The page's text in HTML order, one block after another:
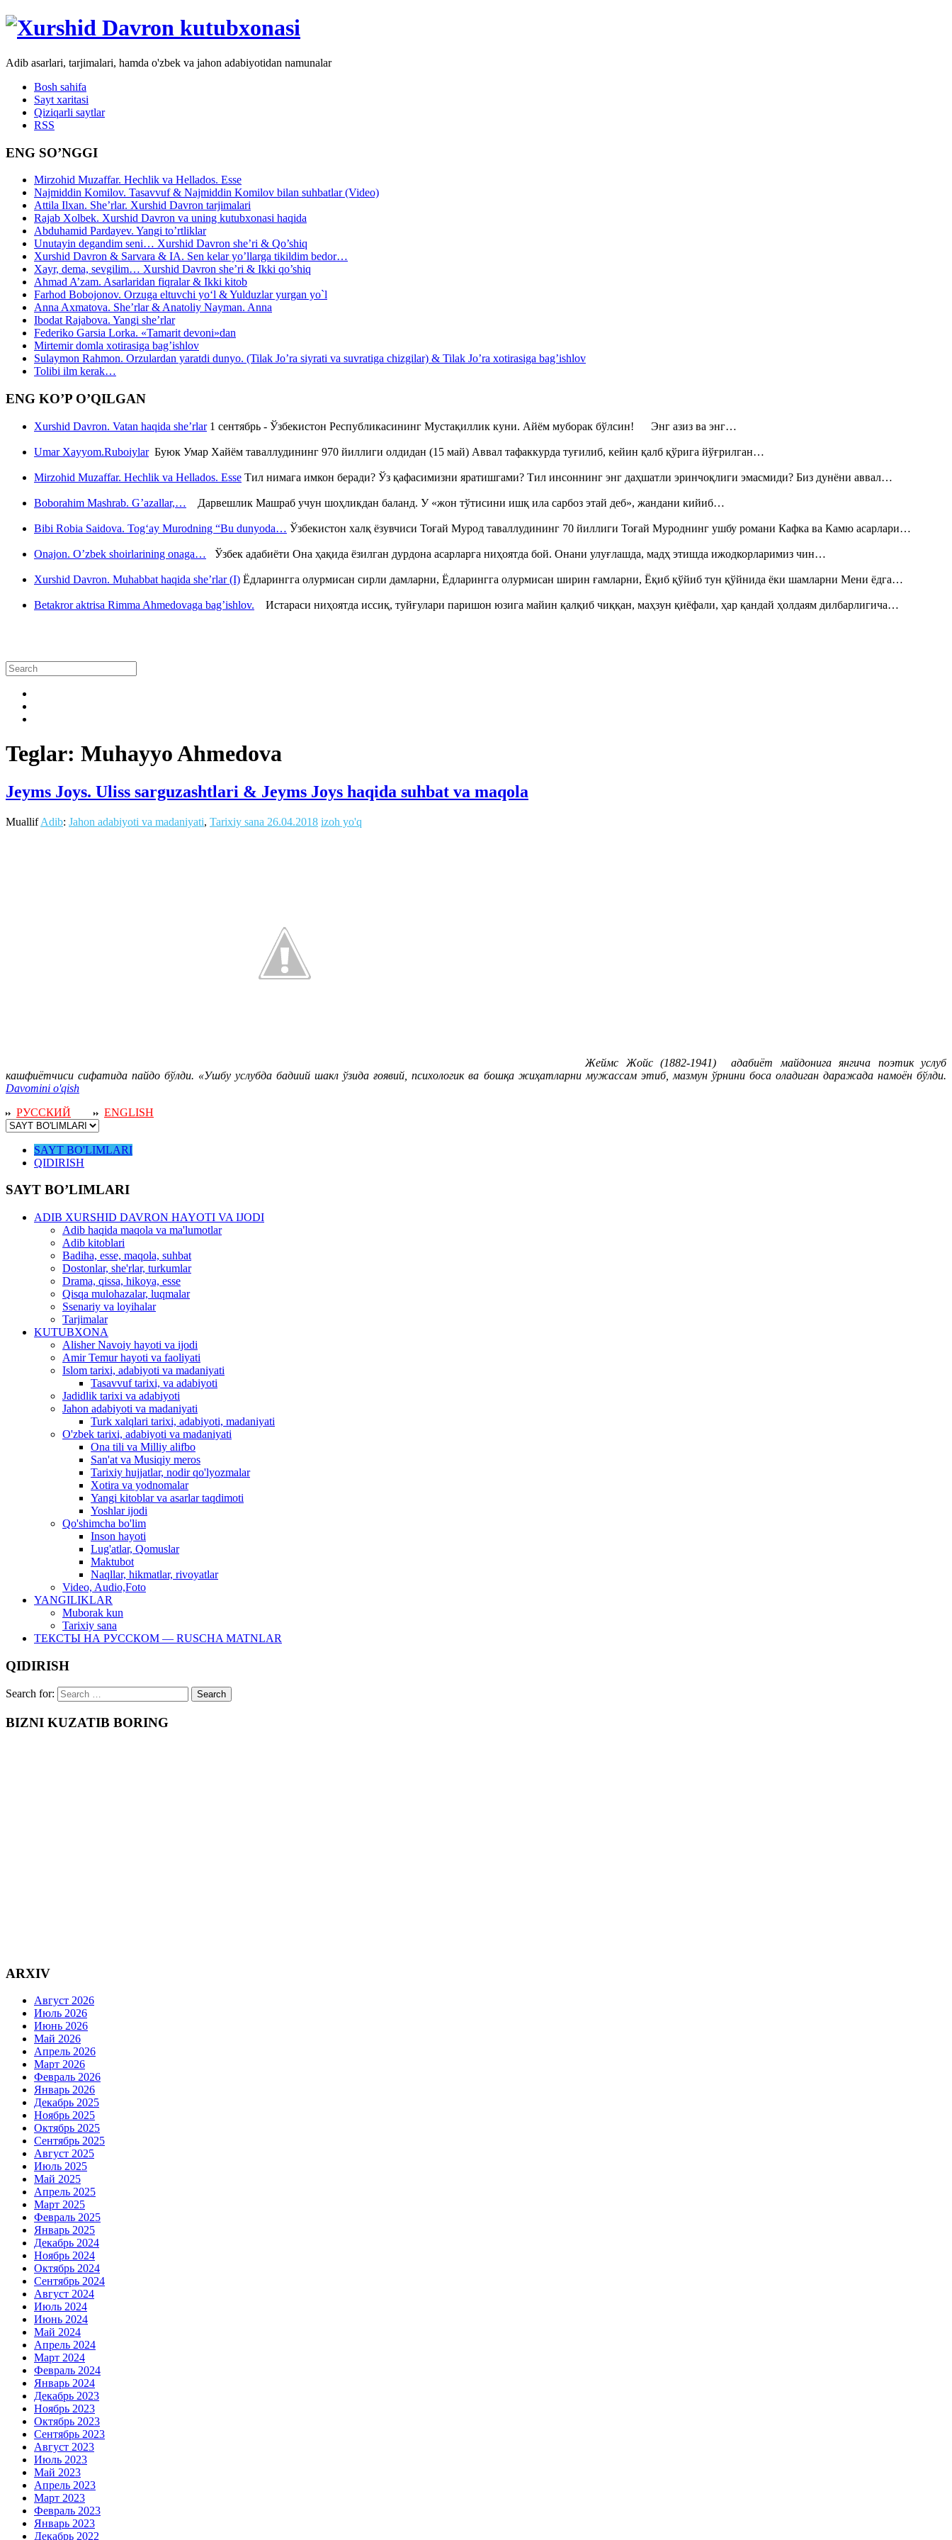
Adib asarlari, tarjimalari, hamda o'zbek va jahon adabiyotidan namunalar
Bosh sahifa
Sayt xaritasi
Qiziqarli saytlar
RSS
ENG SO’NGGI
Mirzohid Muzaffar. Hechlik va Hellados. Esse
Najmiddin Komilov. Tasavvuf & Najmiddin Komilov bilan suhbatlar (Video)
Attila Ilxan. She’rlar. Xurshid Davron tarjimalari
Rajab Xolbek. Xurshid Davron va uning kutubxonasi haqida
Abduhamid Pardayev. Yangi to’rtliklar
Unutayin degandim seni… Xurshid Davron she’ri & Qo’shiq
Xurshid Davron & Sarvara & IA. Sen kelar yo’llarga tikildim bedor…
Xayr, dema, sevgilim… Xurshid Davron she’ri & Ikki qo’shiq
Ahmad A’zam. Asarlaridan fiqralar & Ikki kitob
Farhod Bobojonov. Orzuga eltuvchi yo‘l & Yulduzlar yurgan yo`l
Anna Axmatova. She’rlar & Anatoliy Nayman. Anna
Ibodat Rajabova. Yangi she’rlar
Federiko Garsia Lorka. «Tamarit devoni»dan
Mirtemir domla xotirasiga bag’ishlov
Sulaymon Rahmon. Orzulardan yaratdi dunyo. (Tilak Jo’ra siyrati va suvratiga chizgilar) & Tilak Jo’ra xotirasiga bag’ishlov
Tolibi ilm kerak…
ENG KO’P O’QILGAN
Xurshid Davron. Vatan haqida she’rlar1 сентябрь - Ўзбекистон Республикасининг Мустақиллик куни. Айём муборак бўлсин! Энг азиз ва энг…
Umar Xayyom.RuboiylarБуюк Умар Хайём таваллудининг 970 йиллиги олдидан (15 май) Аввал тафаккурда туғилиб, кейин қалб қўрига йўғрилган…
Mirzohid Muzaffar. Hechlik va Hellados. Esse Тил нимага имкон беради? Ўз қафасимизни яратишгами? Тил инсоннинг энг даҳшатли эринчоқлиги эмасмиди? Биз дунёни аввал…
Boborahim Mashrab. G’azallar,… Дарвешлик Машраб учун шоҳликдан баланд. У «жон тўтисини ишқ ила сарбоз этай деб», жандани кийиб…
Bibi Robia Saidova. Tog‘ay Murodning “Bu dunyoda… Ўзбекистон халқ ёзувчиси Тоғай Мурод таваллудининг 70 йиллиги Тоғай Муроднинг ушбу романи Кафка ва Камю асарлари…
Onajon. O’zbek shoirlarining onaga… Ўзбек адабиёти Она ҳақида ёзилган дурдона асарларга ниҳоятда бой. Онани улуғлашда, мадҳ этишда ижодкорларимиз чин…
Xurshid Davron. Muhabbat haqida she’rlar (I) Ёдларингга олурмисан сирли дамларни, Ёдларингга олурмисан ширин ғамларни, Ёқиб қўйиб тун қўйнида ёки шамларни Мени ёдга…
Betakror aktrisa Rimma Ahmedovaga bag’ishlov. Истараси ниҳоятда иссиқ, туйғулари паришон юзига майин қалқиб чиққан, маҳзун қиёфали, ҳар қандай ҳолдаям дилбарлигича…
Teglar: Muhayyo Ahmedova
Jeyms Joys. Uliss sarguzashtlari & Jeyms Joys haqida suhbat va maqola
MuallifAdib: Jahon adabiyoti va madaniyati, Tarixiy sana 26.04.2018 izoh yo'q
Жеймс Жойс (1882-1941) адабиёт майдонига янгича поэтик услуб
кашфиётчиси сифатида пайдо бўлди. «Ушбу услубда бадиий шакл ўзида ғоявий, психологик ва бошқа жиҳатларни мужассам этиб, мазмун ўрнини боса оладиган даражада намоён бўлди.
Davomini o'qish
РУССКИЙ
ENGLISH
SAYT BO'LIMLARI
QIDIRISH
SAYT BO’LIMLARI
ADIB XURSHID DAVRON HAYOTI VA IJODI
Adib haqida maqola va ma'lumotlar
Adib kitoblari
Badiha, esse, maqola, suhbat
Dostonlar, she'rlar, turkumlar
Drama, qissa, hikoya, esse
Qisqa mulohazalar, luqmalar
Ssenariy va loyihalar
Tarjimalar
KUTUBXONA
Alisher Navoiy hayoti va ijodi
Amir Temur hayoti va faoliyati
Islom tarixi, adabiyoti va madaniyati
Tasavvuf tarixi, va adabiyoti
Jadidlik tarixi va adabiyoti
Jahon adabiyoti va madaniyati
Turk xalqlari tarixi, adabiyoti, madaniyati
O'zbek tarixi, adabiyoti va madaniyati
Ona tili va Milliy alifbo
San'at va Musiqiy meros
Tarixiy hujjatlar, nodir qo'lyozmalar
Xotira va yodnomalar
Yangi kitoblar va asarlar taqdimoti
Yoshlar ijodi
Qo'shimcha bo'lim
Inson hayoti
Lug'atlar, Qomuslar
Maktubot
Naqllar, hikmatlar, rivoyatlar
Video, Audio,Foto
YANGILIKLAR
Muborak kun
Tarixiy sana
ТЕКСТЫ НА РУССКОМ — RUSCHA MATNLAR
QIDIRISH
Search for:
BIZNI KUZATIB BORING
ARXIV
Август 2026
Июль 2026
Июнь 2026
Май 2026
Апрель 2026
Март 2026
Февраль 2026
Январь 2026
Декабрь 2025
Ноябрь 2025
Октябрь 2025
Сентябрь 2025
Август 2025
Июль 2025
Май 2025
Апрель 2025
Март 2025
Февраль 2025
Январь 2025
Декабрь 2024
Ноябрь 2024
Октябрь 2024
Сентябрь 2024
Август 2024
Июль 2024
Июнь 2024
Май 2024
Апрель 2024
Март 2024
Февраль 2024
Январь 2024
Декабрь 2023
Ноябрь 2023
Октябрь 2023
Сентябрь 2023
Август 2023
Июль 2023
Май 2023
Апрель 2023
Март 2023
Февраль 2023
Январь 2023
Декабрь 2022